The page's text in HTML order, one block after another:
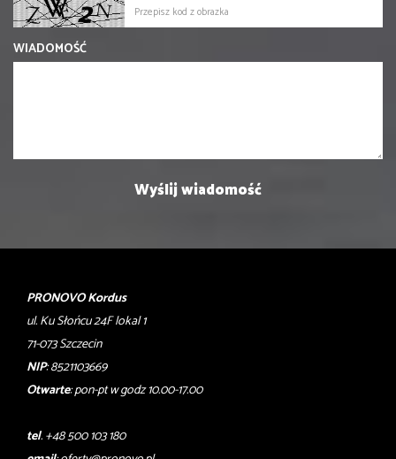
WIADOMOŚĆ
PRONOVO Kordus
ul. Ku Słońcu 24F lokal 1
71-073 Szczecin
NIP: 8521103669
Otwarte: pon-pt w godz 10.00-17.00
tel. +48 500 103 180